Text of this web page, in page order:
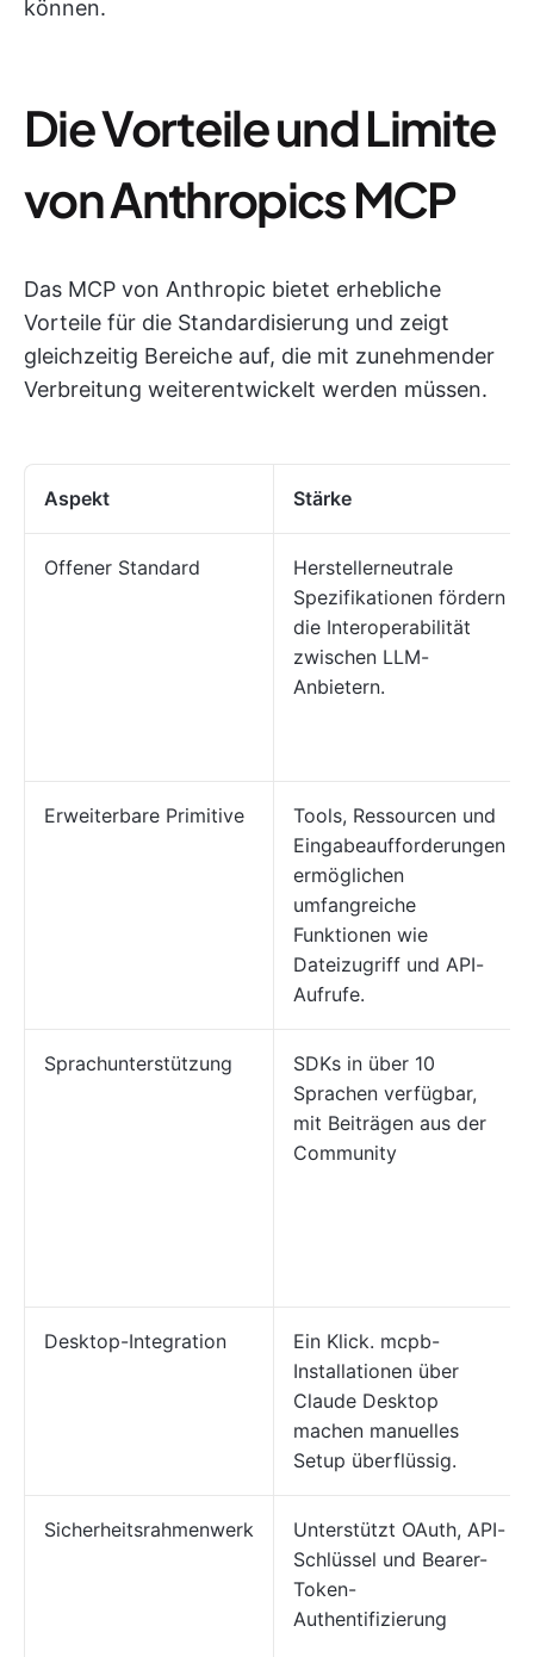
können.
Die Vorteile und Limite
von Anthropics MCP
Das MCP von Anthropic bietet erhebliche
Vorteile für die Standardisierung und zeigt
gleichzeitig Bereiche auf, die mit zunehmender
Verbreitung weiterentwickelt werden müssen.
Aspekt Stärke
Offener Standard
Herstellerneutrale
Spezifikationen fördern
die Interoperabilität
zwischen LLM-
Anbietern.
Erweiterbare Primitive
Tools, Ressourcen und
Eingabeaufforderungen
ermöglichen
umfangreiche
Funktionen wie
Dateizugriff und API-
Aufrufe.
Sprachunterstützung
SDKs in über 10
Sprachen verfügbar,
mit Beiträgen aus der
Community
Desktop-Integration
Ein Klick. mcpb-
Installationen über
Claude Desktop
machen manuelles
Setup überflüssig.
Sicherheitsrahmenwerk
Unterstützt OAuth, API-
Schlüssel und Bearer-
Token-
Authentifizierung